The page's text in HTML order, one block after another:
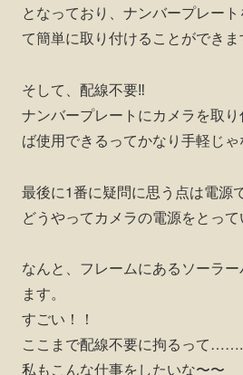
となっており、ナンバープレー
て簡単に取り付けることができま
そして、配線不要‼︎
ナンバープレートにカメラを取
ば使用できるってかなり手軽じゃ
最後に1番に疑問に思う点は電源
どうやってカメラの電源をとって
なんと、フレームにあるソーラ
ます。
すごい！！
ここまで配線不要に拘るって…….
私もこんな仕事をしたいな〜〜